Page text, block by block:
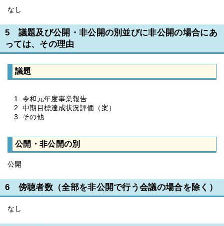
なし
5 議題及び公開・非公開の別並びに非公開の場合にあ
っては、その理由
議題
令和元年度事業報告
中期目標達成状況評価（案）
その他
公開・非公開の別
公開
6 傍聴者数（全部を非公開で行う会議の場合を除く）
なし